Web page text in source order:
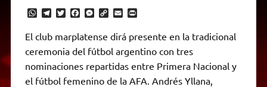
W
a
t
s
p
p
T
e
g
a
m
T
t
t
r
F
e
b
o
k
M
s
e
g
e
C
y
L
i
n
k
E
a
i
l
P
n
t
r
i
El club marplatense dirá presente en la tradicional
ceremonia del fútbol argentino con tres
nominaciones repartidas entre Primera Nacional y
el fútbol femenino de la AFA. Andrés Yllana,